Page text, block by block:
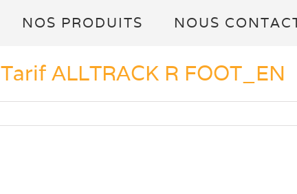
NOS PRODUITS NOUS
Tarif ALLTRACK R FOOT_EN